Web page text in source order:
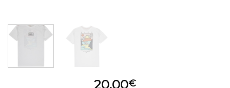
20,00€